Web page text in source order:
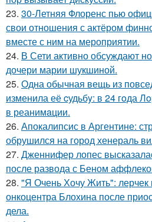
23. 30-Летняя Флоренс пью
свои отношения с актёром
вместе с ним на мероприятии.
24. В Сети активно обсуждают
дочери марии шукшиной.
25. Одна обычная вещь из
изменила её cудьбy: в 24 гoда
в реанимaции.
26. Апокалипсис в Аргентине:
обрушился на город хенераль
27. Дженнифер лопес
после развода с Беном
28. "Я Очень Хочу Жить": лерчек
онкоцентра Блохина после
дела.